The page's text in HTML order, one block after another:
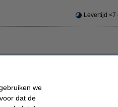
Levertijd <7
telefoon heeft u alle vrijheid om
bent. De accu voor draadloze
het geheugen-effect (luie accu).
fabrikant (dus volgens de hoogste
we
dat de